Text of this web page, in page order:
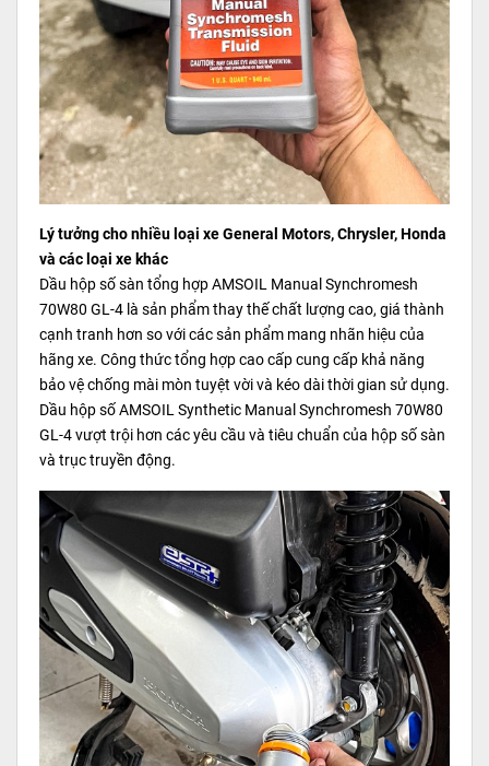
Lý tưởng cho nhiều loại xe General Motors, Chrysler, Honda
và các loại xe khác
Dầu hộp số sàn tổng hợp AMSOIL Manual Synchromesh
70W80 GL-4 là sản phẩm thay thế chất lượng cao, giá thành
cạnh tranh hơn so với các sản phẩm mang nhãn hiệu của
hãng xe. Công thức tổng hợp cao cấp cung cấp khả năng
bảo vệ chống mài mòn tuyệt vời và kéo dài thời gian sử dụng.
Dầu hộp số AMSOIL Synthetic Manual Synchromesh 70W80
GL-4 vượt trội hơn các yêu cầu và tiêu chuẩn của hộp số sàn
và trục truyền động.